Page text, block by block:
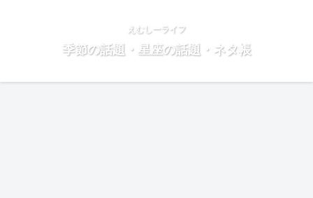
えむしーライフ
季節の話題・星座の話題・ネタ帳